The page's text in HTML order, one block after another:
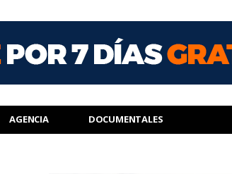
AGENCIA DOCUMENTALES